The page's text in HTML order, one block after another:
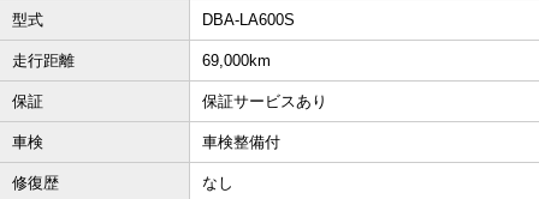
型式 DBA-LA600S
走行距離 69,000km
保証 保証サービスあり
車検 車検整備付
修復歴 なし